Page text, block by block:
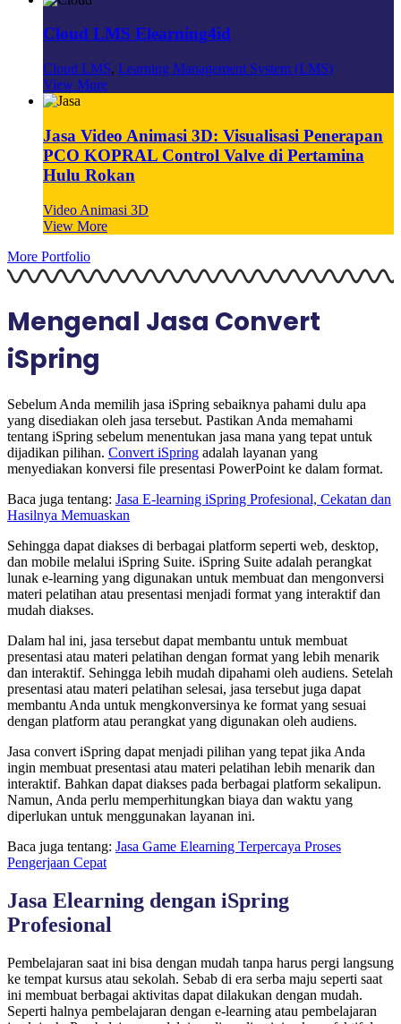
Cloud LMS Elearning4id
Cloud LMS, Learning Management System (LMS)
View More
Jasa Video Animasi 3D: Visualisasi Penerapan
PCO KOPRAL Control Valve di Pertamina
Hulu Rokan
Video Animasi 3D
View More
More Portfolio
Mengenal Jasa Convert
iSpring
Sebelum Anda memilih jasa iSpring sebaiknya pahami dulu apa
yang disediakan oleh jasa tersebut. Pastikan Anda memahami
tentang iSpring sebelum menentukan jasa mana yang tepat untuk
dijadikan pilihan. Convert iSpring adalah layanan yang
menyediakan konversi file presentasi PowerPoint ke dalam format.
Baca juga tentang: Jasa E-learning iSpring Profesional, Cekatan dan
Hasilnya Memuaskan
Sehingga dapat diakses di berbagai platform seperti web, desktop,
dan mobile melalui iSpring Suite. iSpring Suite adalah perangkat
lunak e-learning yang digunakan untuk membuat dan mengonversi
materi pelatihan atau presentasi menjadi format yang interaktif dan
mudah diakses.
Dalam hal ini, jasa tersebut dapat membantu untuk membuat
presentasi atau materi pelatihan dengan format yang lebih menarik
dan interaktif. Sehingga lebih mudah dipahami oleh audiens. Setelah
presentasi atau materi pelatihan selesai, jasa tersebut juga dapat
membantu Anda untuk mengkonversinya ke format yang sesuai
dengan platform atau perangkat yang digunakan oleh audiens.
Jasa convert iSpring dapat menjadi pilihan yang tepat jika Anda
ingin membuat presentasi atau materi pelatihan lebih menarik dan
interaktif. Bahkan dapat diakses pada berbagai platform sekalipun.
Namun, Anda perlu memperhitungkan biaya dan waktu yang
diperlukan untuk menggunakan layanan ini.
Baca juga tentang: Jasa Game Elearning Terpercaya Proses
Pengerjaan Cepat
Jasa Elearning dengan iSpring
Profesional
Pembelajaran saat ini bisa dengan mudah tanpa harus pergi langsung
ke tempat kursus atau sekolah. Sebab di era serba maju seperti saat
ini membuat berbagai aktivitas dapat dilakukan dengan mudah.
Seperti halnya pembelajaran dengan e-learning atau pembelajaran